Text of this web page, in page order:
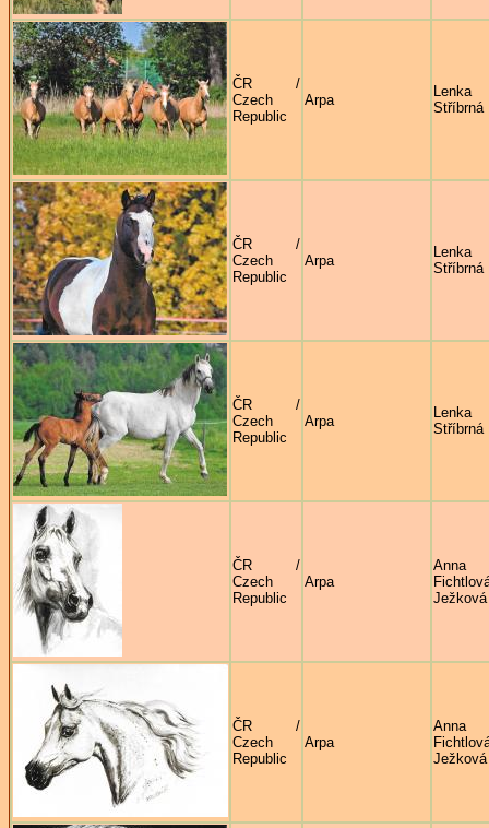
ČR /
Czech
Republic
Arpa
Lenka
Stříbrná
ČR /
Czech
Republic
Arpa
Lenka
Stříbrná
ČR /
Czech
Republic
Arpa
Lenka
Stříbrná
ČR /
Czech
Republic
Arpa
Anna
Ježková
ČR /
Czech
Republic
Arpa
Anna
Ježková